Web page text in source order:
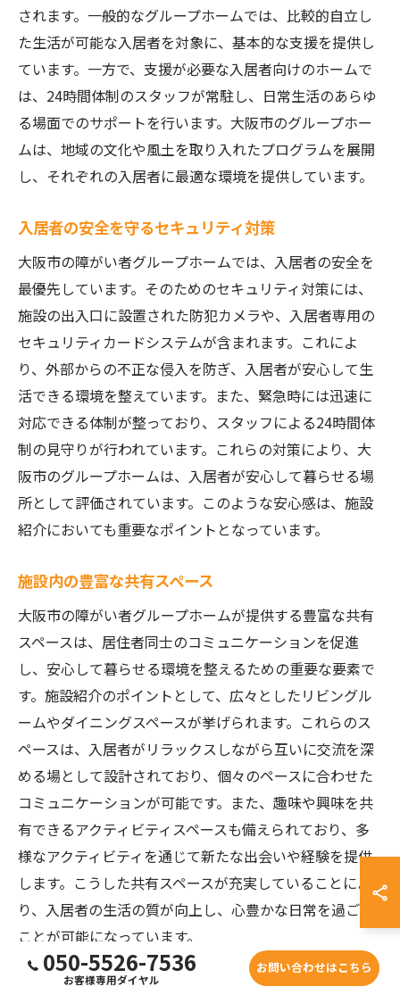
されます。一般的なグループホームでは、比較的自立し
た生活が可能な入居者を対象に、基本的な支援を提供し
ています。一方で、支援が必要な入居者向けのホームで
は、24時間体制のスタッフが常駐し、日常生活のあらゆ
る場面でのサポートを行います。大阪市のグループホー
ムは、地域の文化や風土を取り入れたプログラムを展開
し、それぞれの入居者に最適な環境を提供しています。
入居者の安全を守るセキュリティ対策
大阪市の障がい者グループホームでは、入居者の安全を
最優先しています。そのためのセキュリティ対策には、
施設の出入口に設置された防犯カメラや、入居者専用の
セキュリティカードシステムが含まれます。これによ
り、外部からの不正な侵入を防ぎ、入居者が安心して生
活できる環境を整えています。また、緊急時には迅速に
対応できる体制が整っており、スタッフによる24時間体
制の見守りが行われています。これらの対策により、大
阪市のグループホームは、入居者が安心して暮らせる場
所として評価されています。このような安心感は、施設
紹介においても重要なポイントとなっています。
施設内の豊富な共有スペース
大阪市の障がい者グループホームが提供する豊富な共有
スペースは、居住者同士のコミュニケーションを促進
し、安心して暮らせる環境を整えるための重要な要素で
す。施設紹介のポイントとして、広々としたリビングル
ームやダイニングスペースが挙げられます。これらのス
ペースは、入居者がリラックスしながら互いに交流を深
める場として設計されており、個々のペースに合わせた
コミュニケーションが可能です。また、趣味や興味を共
有できるアクティビティスペースも備えられており、多
様なアクティビティを通じて新たな出会いや経験を提供
します。こうした共有スペースが充実していることによ
り、入居者の生活の質が向上し、心豊かな日常を過ごす
ことが可能になっています。
プライバシーを守るための工夫
050-5526-7536
お客様専用ダイヤル
お問い合わせはこちら